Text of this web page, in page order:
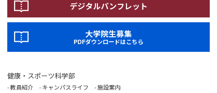
デジタルパンフレット
大学院生募集
PDFダウンロードはこちら
健康・スポーツ科学部
教員紹介 キャンパスライフ 施設案内